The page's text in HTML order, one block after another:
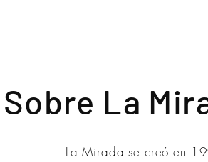
Sobre La
La Mirada se creó en